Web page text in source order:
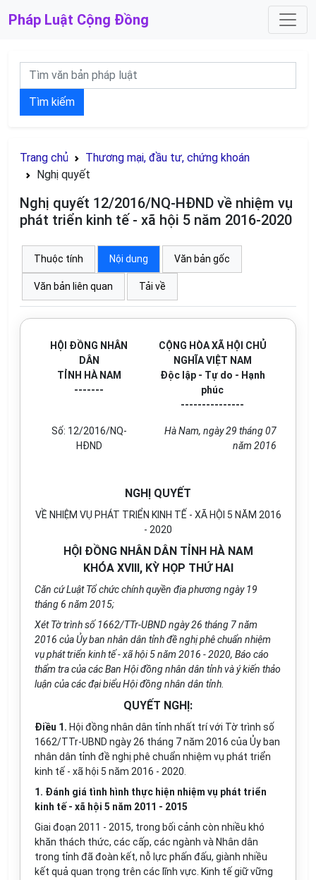
Pháp Luật Cộng Đồng
Tìm kiếm
Trang chủ
Thương mại, đầu tư, chứng khoán
Nghị quyết
Nghị quyết 12/2016/NQ-HĐND về nhiệm vụ
phát triển kinh tế - xã hội 5 năm 2016-2020
Thuộc tính Nội dung Văn bản gốc
Văn bản liên quan Tải về
HỘI ĐỒNG NHÂN
DÂN
TỈNH HÀ NAM
-------
CỘNG HÒA XÃ HỘI CHỦ
NGHĨA VIỆT NAM
Độc lập - Tự do - Hạnh
phúc
---------------
Số: 12/2016/NQ-
HĐND
Hà Nam, ngày29 tháng07
năm 2016
NGHỊ QUYẾT
VỀ NHIỆM VỤ PHÁT TRIỂN KINH TẾ - XÃ HỘI 5 NĂM 2016
- 2020
HỘI ĐỒNG NHÂN DÂN TỈNH HÀ NAM
KHÓA XVIII, KỲ HỌP THỨ HAI
Căn cứ Luật Tổ chức chính quyền địa phương ngày 19
tháng 6 năm 2015;
Xét Tờ trình số 1662/TTr-UBND ngày 26 tháng 7 năm
2016 củaỦy ban nhân dân tỉnh đề nghị phê chuẩn nhiệm
vụ phát triển kinh tế - xã hội 5 năm 2016 - 2020, Báo cáo
thẩm tra của các Ban Hội đồng nhân dân tỉnh và ýkiến thảo
luận của các đại biểu Hội đồng nhân dân tỉnh.
QUYẾT NGHỊ:
Điều 1. Hội đồng nhân dân tỉnh nhất trí với Tờ trình số
1662/TTr-UBND ngày 26 tháng 7 năm 2016 của Ủy ban
nhân dân tỉnh đề nghị phê chuẩn nhiệm vụ phát triển
kinh tế - xã hội 5 năm 2016 - 2020.
1. Đánh giá tình hình thực hiện nhiệm vụ phát triển
kinh tế - xã hội 5 năm 2011 - 2015
Giai đoạn 2011 - 2015, trong bối cảnh còn nhiều khó
khăn thách thức, các cấp, các ngành và Nhân dân
trong tỉnh đã đoàn kết, nỗ lực phấn đấu, giành nhiều
kết quả quan trọng trên các lĩnh vực. Kinh tế giữ vững